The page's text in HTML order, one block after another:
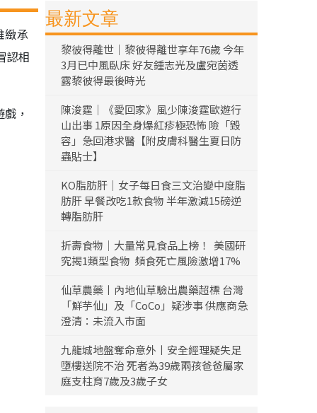
緻承
認相
，
最新文章
黎彼得離世｜黎彼得離世享年76歲 今年
3月已中風臥床 好友鍾志光及盧宛茵透
露黎彼得最後時光
陳浚霆｜《愛回家》風少陳浚霆歐遊行
山出事 1原因全身爆紅疹極恐怖 險「毀
容」急回港求醫【附皮膚科醫生夏日防
蟲貼士】
KO脂肪肝｜女子每日食三文治變中度脂
肪肝 早餐改吃1款食物 半年激減15磅逆
轉脂肪肝
折壽食物｜大量常見食品上榜！ 美國研
究揭1類型食物 頻食死亡風險激增17%
仙草農藥丨內地仙草驗出農藥超標 台灣
「鮮芋仙」及「CoCo」疑涉事 供應商急
澄清：未流入市面
九龍城地盤奪命意外丨安全經理疑失足
墮樓送院不治 死者為39歲兩孩爸爸屬家
庭支柱育7歲及3歲子女